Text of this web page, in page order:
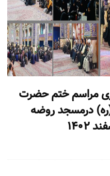
مراسم ختم حضرت
درمسجد روضه